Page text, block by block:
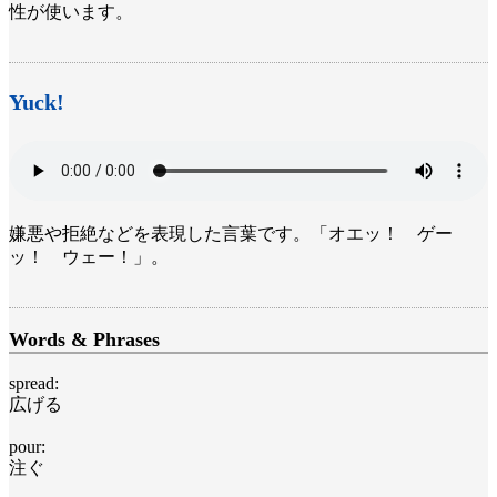
性が使います。
Yuck!
嫌悪や拒絶などを表現した言葉です。「オエッ！ ゲー
ッ！ ウェー！」。
Words & Phrases
spread:
広げる
pour:
注ぐ